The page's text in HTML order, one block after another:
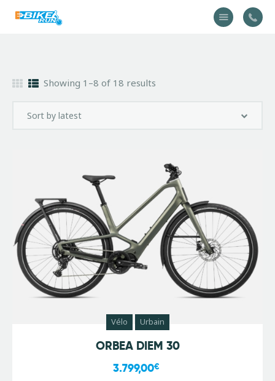
Vélo
Équipement
Showing 1–8 of 18 results
Vélo Urbain
ORBEA DIEM 30
3.799,00€